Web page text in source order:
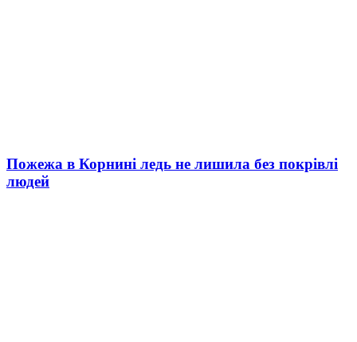
Пожежа в Корнині ледь не лишила без покрівлі
людей